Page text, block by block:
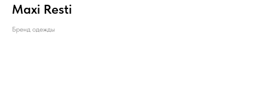
Maxi Resti
Бренд одежды